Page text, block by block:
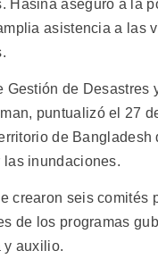
Hasina aseguró a la
asistencia a las
Gestión de Desastres
puntualizó el 27
de Bangladesh
las inundaciones.
crearon seis comités
de los programas
y auxilio.